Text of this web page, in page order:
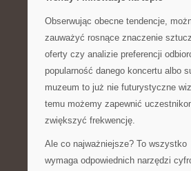
Obserwując obecne tendencje,
zauważyć rosnące znaczenie
oferty czy analizie preferencji
popularność danego koncertu albo
muzeum to już nie futurystyczne
temu możemy zapewnić
zwiększyć frekwencję.
Ale co najważniejsze? To wszystko
wymaga odpowiednich narzędzi